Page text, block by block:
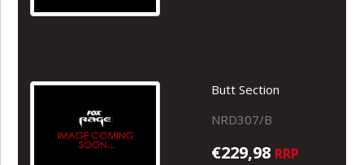
Butt Section
NRD307/B
€229,98 RRP